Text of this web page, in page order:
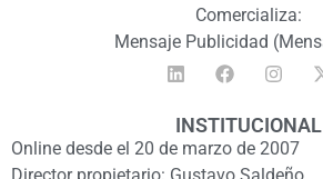
Comercializa:
Mensaje Publicidad
INSTITUCIONAL
Online desde el 20 de marzo de 2007
Director propietario: Gustavo Saldeño